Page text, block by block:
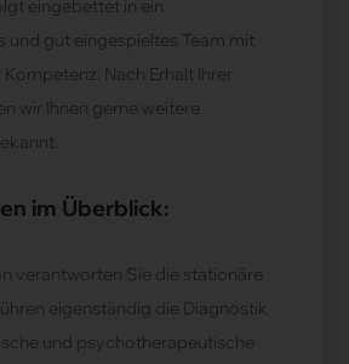
eingebettet in ein
und gut eingespieltes Team mit
Nach Erhalt Ihrer
wir Ihnen gerne weitere
im Überblick:
verantworten Sie die stationäre
eigenständig die Diagnostik
und psychotherapeutische